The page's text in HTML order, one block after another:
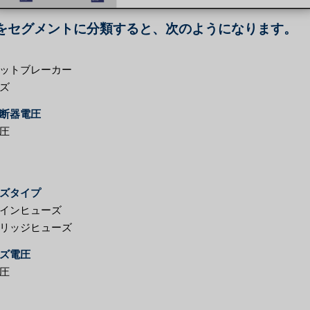
セグメントに分類すると、次のようになります。
トブレーカー
器電圧
タイプ
ンヒューズ
ッジヒューズ
電圧